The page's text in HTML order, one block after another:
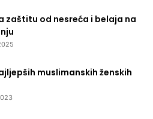
zaštitu od nesreća i belaja na
muslimanskih ženskih